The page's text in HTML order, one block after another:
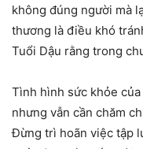
không đúng người mà
thương là điều khó
Tuổi Dậu rằng trong
Tình hình sức khỏe
nhưng vẫn cần chăm
Đừng trì hoãn việc tập